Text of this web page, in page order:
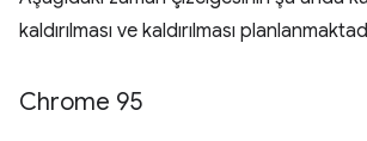
kaldırılması ve kaldırılması
Chrome 95